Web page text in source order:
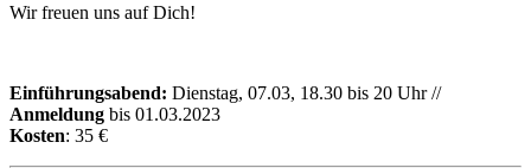
Wir freuen uns auf Dich!
Einführungsabend: Dienstag, 07.03, 18.30 bis 20 Uhr //
Anmeldung bis 01.03.2023
Kosten: 35 €